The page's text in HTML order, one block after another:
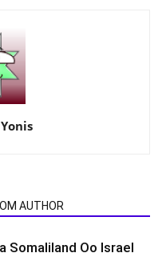
AUTHOR
Somaliland Oo Israel